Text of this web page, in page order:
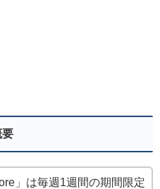
要
」は毎週1週間の期間限定